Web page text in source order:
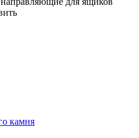
камня